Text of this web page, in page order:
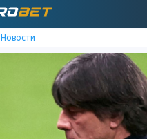
Новости